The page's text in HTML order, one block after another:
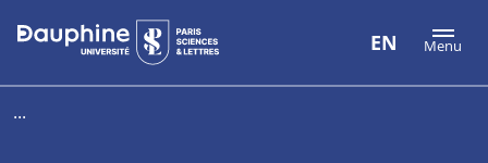
Aller
au
Aller
au
Plan
du
EN Menu
...